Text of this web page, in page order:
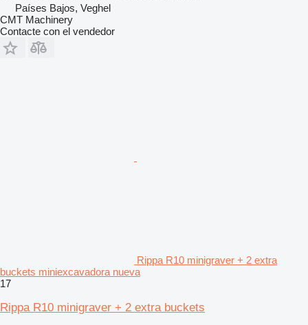
Países Bajos, Veghel
CMT Machinery
Contacte con el vendedor
Rippa R10 minigraver + 2 extra
buckets miniexcavadora nueva
17
Rippa R10 minigraver + 2 extra buckets